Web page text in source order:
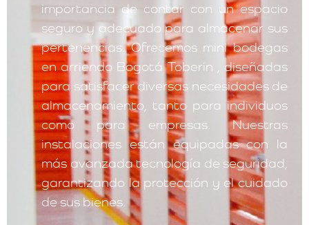
importancia de contar con un espacio
seguro y adecuado para almacenar sus
pertenencias. Ofrecemos mini bodegas
en arriendo Bogotá Toberin , diseñadas
para satisfacer diversas necesidades de
almacenamiento, tanto para individuos
como para empresas. Nuestras
instalaciones están equipadas con la
más avanzada tecnología de seguridad,
garantizando la protección y el cuidado
de sus bienes.